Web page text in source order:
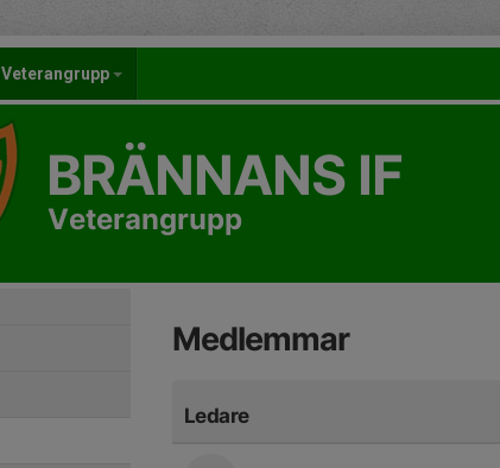
Veterangrupp
BRÄNNANS IF
Veterangrupp
Medlemmar
Ledare